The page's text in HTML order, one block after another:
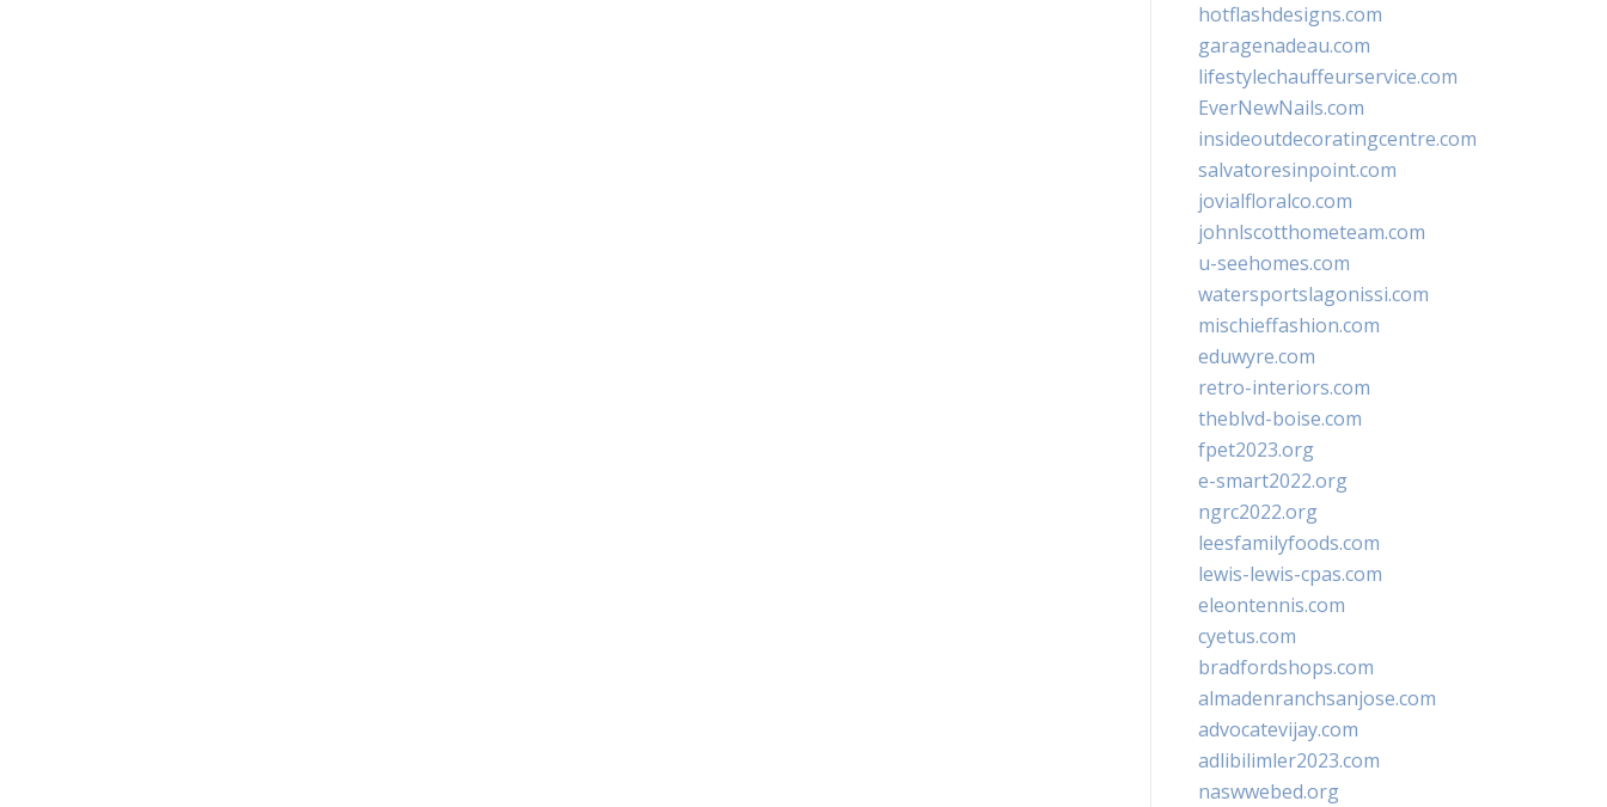
hotflashdesigns.com
garagenadeau.com
lifestylechauffeurservice.com
EverNewNails.com
insideoutdecoratingcentre.com
salvatoresinpoint.com
jovialfloralco.com
johnlscotthometeam.com
u-seehomes.com
watersportslagonissi.com
mischieffashion.com
eduwyre.com
retro-interiors.com
theblvd-boise.com
fpet2023.org
e-smart2022.org
ngrc2022.org
leesfamilyfoods.com
lewis-lewis-cpas.com
eleontennis.com
cyetus.com
bradfordshops.com
almadenranchsanjose.com
advocatevijay.com
adlibilimler2023.com
naswwebed.org